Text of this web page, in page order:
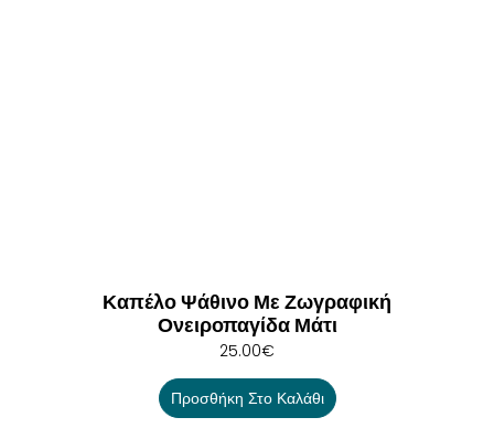
Καπέλο Ψάθινο Με Ζωγραφική
Ονειροπαγίδα Μάτι
25.00€
Προσθήκη Στο Καλάθι